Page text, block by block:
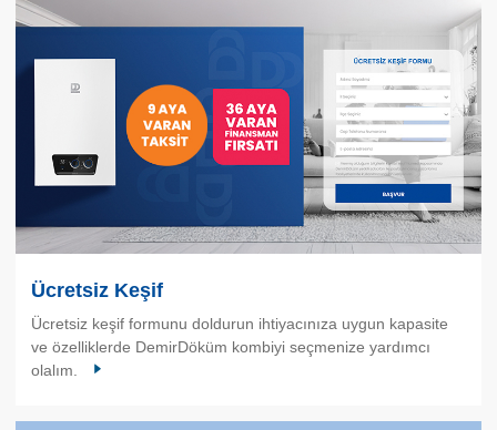
Ücretsiz Keşif
Ücretsiz keşif formunu doldurun ihtiyacınıza uygun kapasite
ve özelliklerde DemirDöküm kombiyi seçmenize yardımcı
olalım.